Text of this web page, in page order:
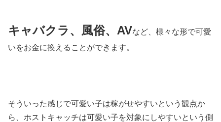
キャバクラ、風俗、AVなど、様々な形で可愛
いをお金に換えることができます。
そういった感じで可愛い子は稼がせやすいという観点か
ら、ホストキャッチは可愛い子を対象にしやすいという側